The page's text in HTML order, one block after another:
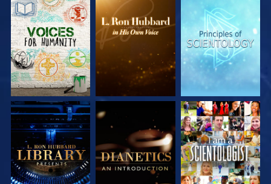
DÉCOUVRIR LES
SÉRIES
DÉCOUVRIR LES
SÉRIES
DÉCOUVRIR LES
SÉRIES
DÉCOUVRIR LES
SÉRIES
DÉCOUVRIR LES
SÉRIES
REGARDER